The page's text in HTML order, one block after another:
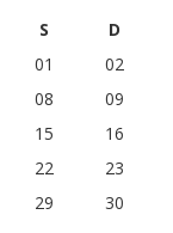
S
D
01
02
08
09
15
16
22
23
29
30